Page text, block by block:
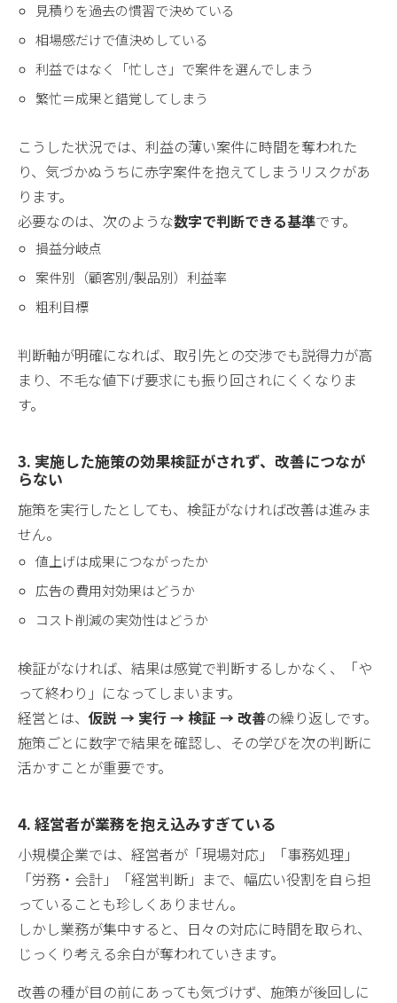
見積りを過去の慣習で決めている
相場感だけで値決めしている
利益ではなく「忙しさ」で案件を選んでしまう
繁忙＝成果と錯覚してしまう
こうした状況では、利益の薄い案件に時間を奪われた
り、気づかぬうちに赤字案件を抱えてしまうリスクがあ
ります。
必要なのは、次のような数字で判断できる基準です。
損益分岐点
案件別（顧客別/製品別）利益率
粗利目標
判断軸が明確になれば、取引先との交渉でも説得力が高
まり、不毛な値下げ要求にも振り回されにくくなりま
す。
3. 実施した施策の効果検証がされず、改善につなが
らない
施策を実行したとしても、検証がなければ改善は進みま
せん。
値上げは成果につながったか
広告の費用対効果はどうか
コスト削減の実効性はどうか
検証がなければ、結果は感覚で判断するしかなく、「や
って終わり」になってしまいます。
経営とは、 仮説 → 実行 → 検証 → 改善の繰り返しです。
施策ごとに数字で結果を確認し、その学びを次の判断に
活かすことが重要です。
4. 経営者が業務を抱え込みすぎている
小規模企業では、経営者が「現場対応」「事務処理」
「労務・会計」「経営判断」まで、幅広い役割を自ら担
っていることも珍しくありません。
しかし業務が集中すると、日々の対応に時間を取られ、
じっくり考える余白が奪われていきます。
改善の種が目の前にあっても気づけず、施策が後回しに